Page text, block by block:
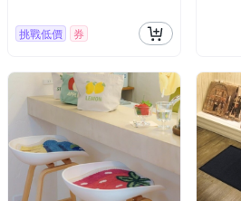
挑戰低價 券